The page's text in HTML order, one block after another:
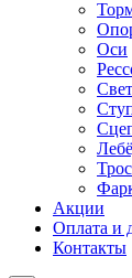
Оси
Акции
Оплата и
Контакты